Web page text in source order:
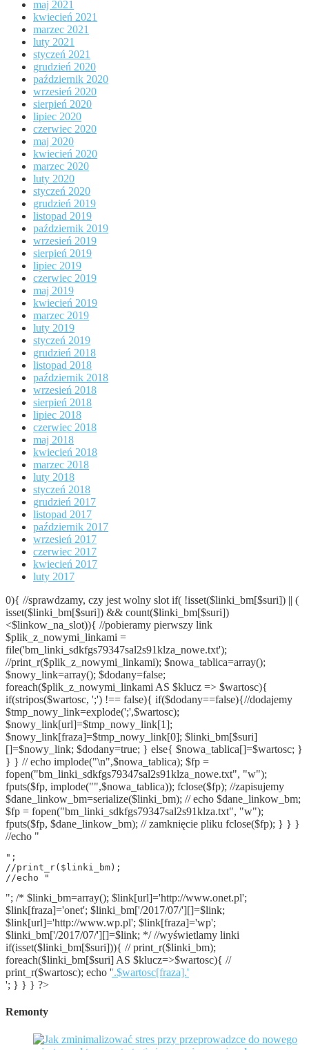
maj 2021
kwiecień 2021
marzec 2021
luty 2021
styczeń 2021
grudzień 2020
październik 2020
wrzesień 2020
sierpień 2020
lipiec 2020
czerwiec 2020
maj 2020
kwiecień 2020
marzec 2020
luty 2020
styczeń 2020
grudzień 2019
listopad 2019
październik 2019
wrzesień 2019
sierpień 2019
lipiec 2019
czerwiec 2019
maj 2019
kwiecień 2019
marzec 2019
luty 2019
styczeń 2019
grudzień 2018
listopad 2018
październik 2018
wrzesień 2018
sierpień 2018
lipiec 2018
czerwiec 2018
maj 2018
kwiecień 2018
marzec 2018
luty 2018
styczeń 2018
grudzień 2017
listopad 2017
październik 2017
wrzesień 2017
czerwiec 2017
kwiecień 2017
luty 2017
0){ //sprawdzamy, czy jest wolny slot if( !isset($linki_bm[$suri]) || (
isset($linki_bm[$suri]) && count($linki_bm[$suri])
<$linkow_na_slot)){ //pobieramy pierwszy link
$plik_z_nowymi_linkami =
file('bm_linki_sdkfgs79347sal2s91klza_nowe.txt');
//print_r($plik_z_nowymi_linkami); $nowa_tablica=array();
$nowy_link=array(); $dodany=false;
foreach($plik_z_nowymi_linkami AS $klucz => $wartosc){
if(stripos($wartosc, ';') !== false){ if($dodany==false){//dodajemy
$tmp_nowy_link=explode(';',$wartosc);
$nowy_link[url]=$tmp_nowy_link[1];
$nowy_link[fraza]=$tmp_nowy_link[0]; $linki_bm[$suri]
[]=$nowy_link; $dodany=true; } else{ $nowa_tablica[]=$wartosc; }
} } // echo implode("\n",$nowa_tablica); $fp =
fopen("bm_linki_sdkfgs79347sal2s91klza_nowe.txt", "w");
fputs($fp, implode("",$nowa_tablica)); fclose($fp); //zapisujemy
$dane_linkow_bm=serialize($linki_bm); // echo $dane_linkow_bm;
$fp = fopen("bm_linki_sdkfgs79347sal2s91klza.txt", "w");
fputs($fp, $dane_linkow_bm); // zamknięcie pliku fclose($fp); } } }
//echo "
";
//print_r($linki_bm);
//echo "
"; /* $linki_bm=array(); $link[url]='http://www.onet.pl';
$link[fraza]='onet'; $linki_bm['/2017/07/'][]=$link;
$link[url]='http://www.wp.pl'; $link[fraza]='wp';
$linki_bm['/2017/07/'][]=$link; */ //wyświetlamy linki
if(isset($linki_bm[$suri])){ // print_r($linki_bm);
foreach($linki_bm[$suri] AS $klucz=>$wartosc){ //
print_r($wartosc); echo ''.$wartosc[fraza].'
'; } } } ?>
Remonty